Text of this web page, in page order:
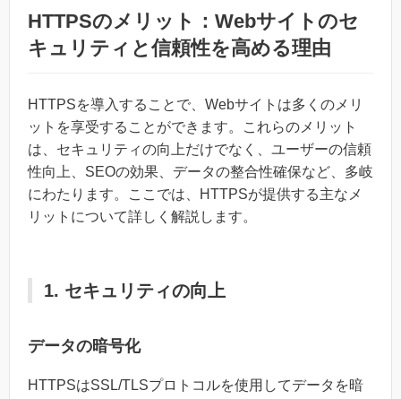
HTTPSのメリット：Webサイトのセ
キュリティと信頼性を高める理由
HTTPSを導入することで、Webサイトは多くのメリ
ットを享受することができます。これらのメリット
は、セキュリティの向上だけでなく、ユーザーの信頼
性向上、SEOの効果、データの整合性確保など、多岐
にわたります。ここでは、HTTPSが提供する主なメ
リットについて詳しく解説します。
1. セキュリティの向上
データの暗号化
HTTPSはSSL/TLSプロトコルを使用してデータを暗